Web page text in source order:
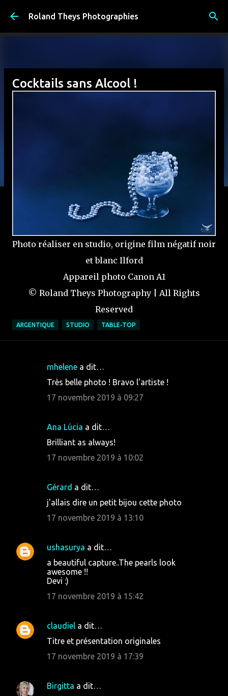
Accéder au contenu principal
Roland Theys Photographies
Cocktails sans Alcool !
Photo réaliser en studio, origine film négatif noir
et blanc Ilford
Appareil photo Canon A1
© Roland Theys Photography | All Rights
Reserved
ARGENTIQUE STUDIO TABLE-TOP
mhelene a dit…
Très belle photo ! Bravo l'artiste !
17 novembre 2019 à 09:27
Ana Lúcia a dit…
Brilliant as always!
17 novembre 2019 à 10:02
Gérard a dit…
j'allais dire un petit bijou cette photo
17 novembre 2019 à 13:10
ushasurya a dit…
a beautiful capture..The pearls look
awesome !!
Devi :)
17 novembre 2019 à 15:42
claudiel a dit…
Titre et présentation originales
17 novembre 2019 à 17:39
Birgitta a dit…